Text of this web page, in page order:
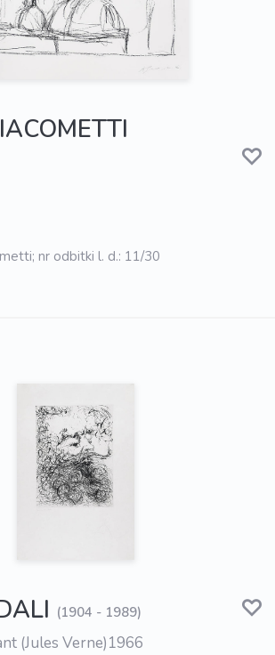
nr odbitki l. d.: 11/30
(1904 - 1989)
(Jules Verne)1966